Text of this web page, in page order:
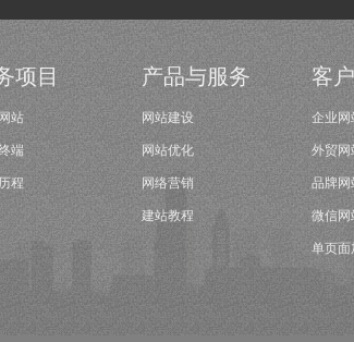
项目
站
端
程
产品与服务
网站建设
网站优化
网络营销
建站教程
客
企业网
外贸网
品牌网
微信网
单页面